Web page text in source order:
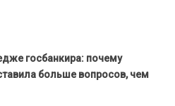
госбанкира: почему
больше вопросов, чем